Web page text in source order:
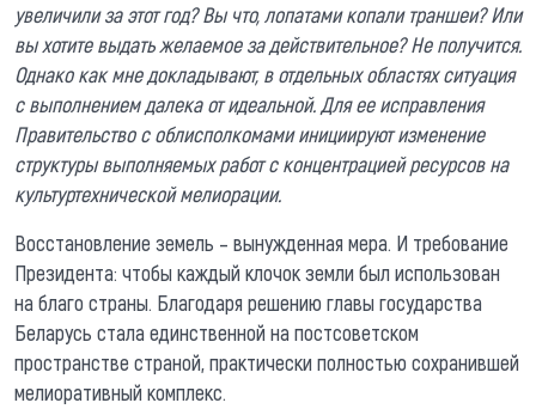
увеличили за этот год? Вы что, лопатами копали траншеи? Или
вы хотите выдать желаемое за действительное? Не получится.
Однако как мне докладывают, в отдельных областях ситуация
с выполнением далека от идеальной. Для ее исправления
Правительство с облисполкомами инициируют изменение
структуры выполняемых работ с концентрацией ресурсов на
культуртехнической мелиорации.
Восстановление земель – вынужденная мера. И требование
Президента: чтобы каждый клочок земли был использован
на благо страны. Благодаря решению главы государства
Беларусь стала единственной на постсоветском
пространстве страной, практически полностью сохранившей
мелиоративный комплекс.